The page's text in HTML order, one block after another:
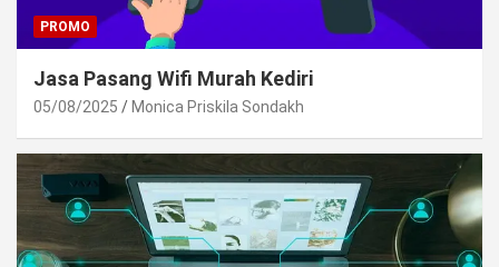
PROMO
Jasa Pasang Wifi Murah Kediri
05/08/2025 Monica Priskila Sondakh